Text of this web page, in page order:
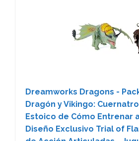
Dreamworks Dragons -
Dragón y Vikingo:
Estoico de Cómo Entrenar
Diseño Exclusivo Trial of